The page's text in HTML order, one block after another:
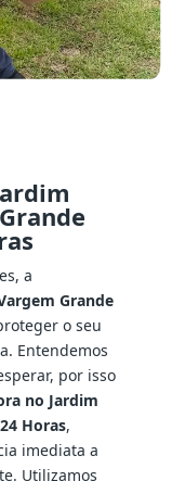
a
Grande
o seu
Entendemos
por isso
no Jardim
Horas,
imediata a
Utilizamos